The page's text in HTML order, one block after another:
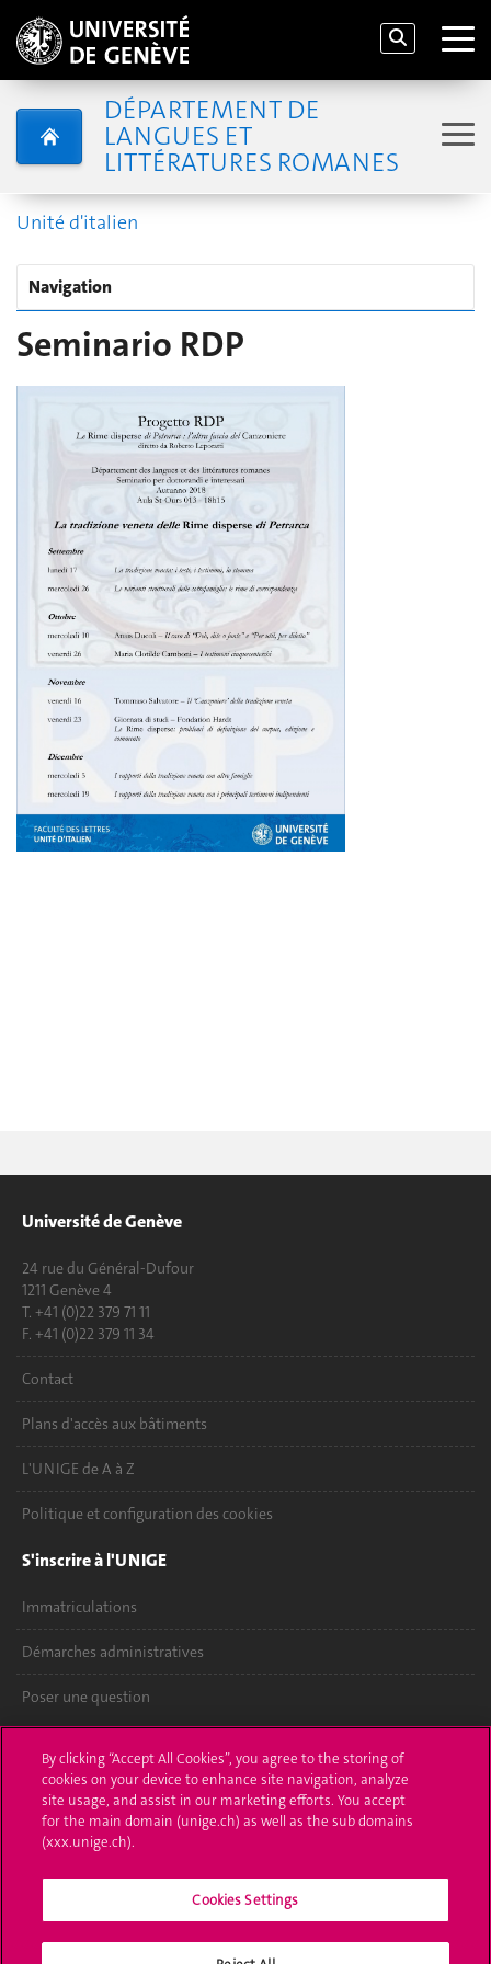
DÉPARTEMENT DE
LANGUES ET
LITTÉRATURES ROMANES
Unité d'italien
Navigation
Seminario RDP
Université de Genève
24 rue du Général-Dufour
1211 Genève 4
T. +41 (0)22 379 71 11
F. +41 (0)22 379 11 34
Contact
Plans d'accès aux bâtiments
L'UNIGE de A à Z
Politique et configuration des cookies
S'inscrire à l'UNIGE
Immatriculations
Démarches administratives
Poser une question
UNIGE Mobile
Médias
Offres d'emploi
Bibliothèque
By clicking “Accept All Cookies”, you agree to the storing of
cookies on your device to enhance site navigation, analyze
site usage, and assist in our marketing efforts. You accept
for the main domain (unige.ch) as well as the sub domains
(xxx.unige.ch).
Cookies Settings